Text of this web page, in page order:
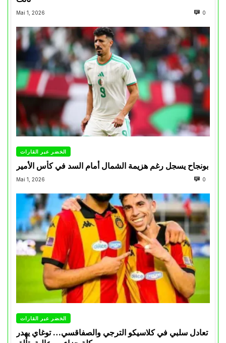
Mai 1, 2026 0
الخضر عبر القارات
بونجاح يسجل رغم هزيمة الشمال أمام السد في كأس الأمير
Mai 1, 2026 0
الخضر عبر القارات
تعادل سلبي في كلاسيكو الترجي والصفاقسي… توغاي يهدر